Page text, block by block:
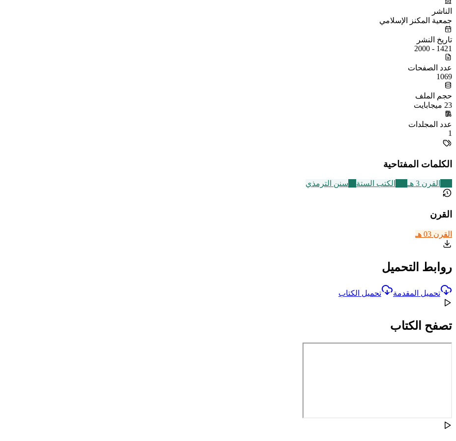
الناشر
جمعية المكنز الإسلامي
تاريخ النشر
1421 - 2000
عدد الصفحات
1069
حجم الملف
23 ميجابايت
عدد المجلدات
1
الكلمات المفتاحية
القرن 3 هـ الكتب الستة سنن الترمذي
القرن
القرن 03 هـ
روابط التحميل
تحميل المقدمة تحميل الكتاب
تصفح الكتاب